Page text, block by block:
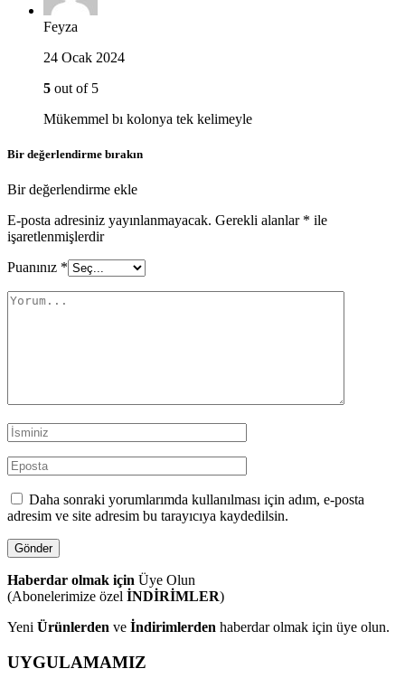
Feyza
24 Ocak 2024
5 out of 5
Mükemmel bı kolonya tek kelimeyle
Bir değerlendirme bırakın
Bir değerlendirme ekle
E-posta adresiniz yayınlanmayacak. Gerekli alanlar * ile
işaretlenmişlerdir
Puanınız *
Daha sonraki yorumlarımda kullanılması için adım, e-posta
adresim ve site adresim bu tarayıcıya kaydedilsin.
Haberdar olmak için Üye Olun
(Abonelerimize özel İNDİRİMLER)
Yeni Ürünlerden ve İndirimlerden haberdar olmak için üye olun.
UYGULAMAMIZ